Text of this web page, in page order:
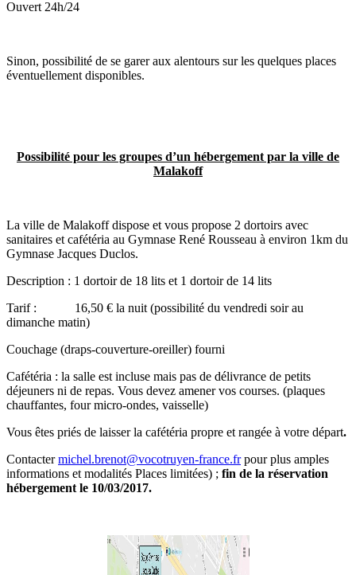
Ouvert 24h/24
Sinon, possibilité de se garer aux alentours sur les quelques places
éventuellement disponibles.
Possibilité pour les groupes d’un hébergement par la ville de
Malakoff
La ville de Malakoff dispose et vous propose 2 dortoirs avec
sanitaires et cafétéria au Gymnase René Rousseau à environ 1km du
Gymnase Jacques Duclos.
Description : 1 dortoir de 18 lits et 1 dortoir de 14 lits
Tarif : 16,50 € la nuit (possibilité du vendredi soir au
dimanche matin)
Couchage (draps-couverture-oreiller) fourni
Cafétéria : la salle est incluse mais pas de délivrance de petits
déjeuners ni de repas. Vous devez amener vos courses. (plaques
chauffantes, four micro-ondes, vaisselle)
Vous êtes priés de laisser la cafétéria propre et rangée à votre départ.
Contactermichel.brenot@vocotruyen-france.frpour plus amples
informations et modalités Places limitées) ; fin de la réservation
hébergement le 10/03/2017.